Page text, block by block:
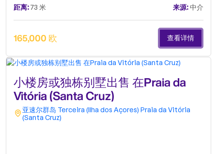
距离:73 米 来源:中介
165,000 欧 查看详情
小楼房或独栋别墅出售 在Praia da
Vitória (Santa Cruz)
亚速尔群岛 Terceira (Ilha dos Açores) Praia da Vitória
(Santa Cruz)